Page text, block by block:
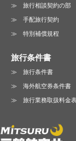
旅行相談契約の部
手配旅行契約
特別補償規程
旅行条件書
旅行条件書
海外航空券条件書
旅行業務取扱料金